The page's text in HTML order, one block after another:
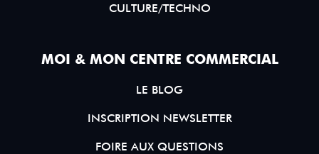
CULTURE/TECHNO
MOI & MON CENTRE COMMERCIAL
LE BLOG
INSCRIPTION NEWSLETTER
FOIRE AUX QUESTIONS